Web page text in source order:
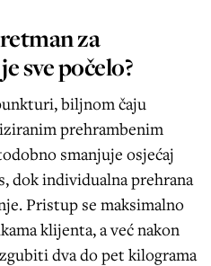
za
sve počelo?
biljnom čaju
prehrambenim
smanjuje osjećaj
dok individualna prehrana
Pristup se maksimalno
klijenta, a već nakon
dva do pet kilograma